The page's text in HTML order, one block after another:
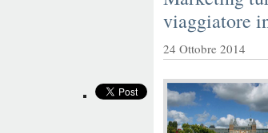
viaggiatore
24 Ottobre 2014